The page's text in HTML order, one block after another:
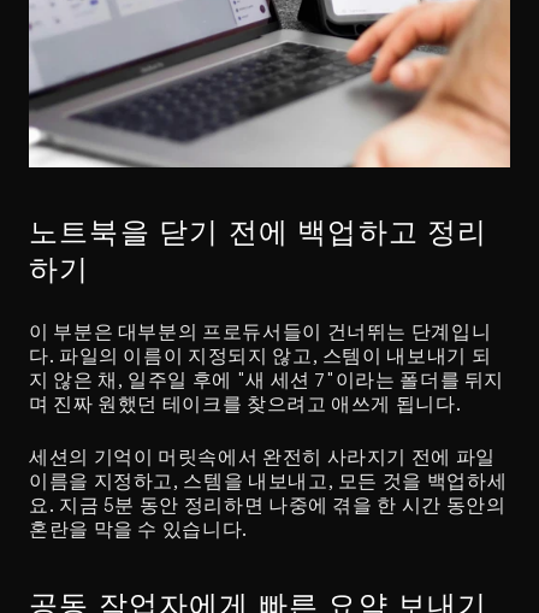
노트북을 닫기 전에 백업하고 정리
하기
이 부분은 대부분의 프로듀서들이 건너뛰는 단계입니
다. 파일의 이름이 지정되지 않고, 스템이 내보내기 되
지 않은 채, 일주일 후에 "새 세션 7"이라는 폴더를 뒤지
며 진짜 원했던 테이크를 찾으려고 애쓰게 됩니다.
세션의 기억이 머릿속에서 완전히 사라지기 전에 파일
이름을 지정하고, 스템을 내보내고, 모든 것을 백업하세
요. 지금 5분 동안 정리하면 나중에 겪을 한 시간 동안의
혼란을 막을 수 있습니다.
공동 작업자에게 빠른 요약 보내기